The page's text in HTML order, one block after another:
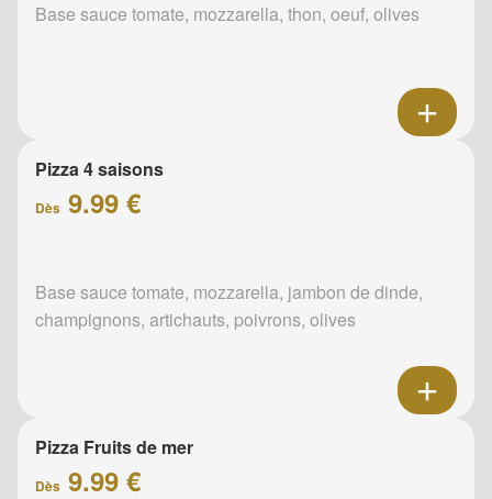
Base sauce tomate, mozzarella, thon, oeuf, olives
Pizza 4 saisons
Dès 9.99 €
Base sauce tomate, mozzarella, jambon de dinde,
champignons, artichauts, poivrons, olives
Pizza Fruits de mer
Dès 9.99 €